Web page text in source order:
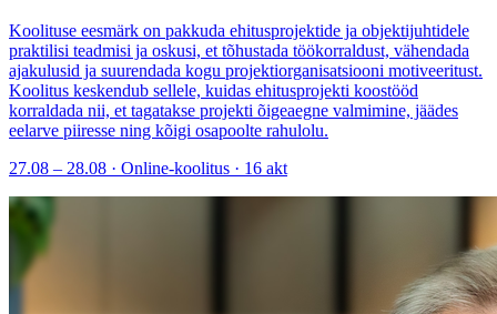
Koolituse eesmärk on pakkuda ehitusprojektide ja objektijuhtidele
praktilisi teadmisi ja oskusi, et tõhustada töökorraldust, vähendada
ajakulusid ja suurendada kogu projektiorganisatsiooni motiveeritust.
Koolitus keskendub sellele, kuidas ehitusprojekti koostööd
korraldada nii, et tagatakse projekti õigeaegne valmimine, jäädes
eelarve piiresse ning kõigi osapoolte rahulolu.
27.08 – 28.08 · Online-koolitus · 16 akt